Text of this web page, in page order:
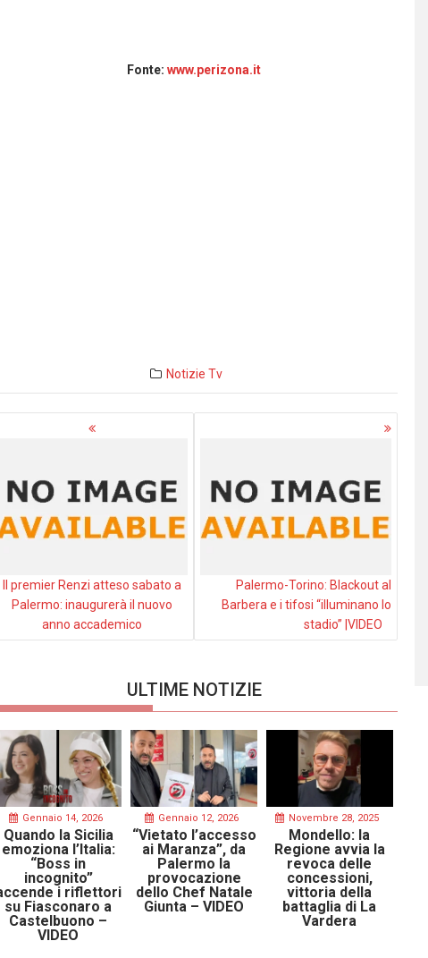
Fonte:www.perizona.it
Notizie Tv
Il premier Renzi atteso sabato a
Palermo: inaugurerà il nuovo
anno accademico
Palermo-Torino: Blackout al
Barbera e i tifosi “illuminano lo
stadio” |VIDEO
ULTIME NOTIZIE
Gennaio 14, 2026
Quando la Sicilia
emoziona l’Italia:
“Boss in
incognito”
i riflettori
su Fiasconaro a
Castelbuono –
VIDEO
Gennaio 12, 2026
“Vietato l’accesso
ai Maranza”, da
Palermo la
provocazione
dello Chef Natale
Giunta – VIDEO
Novembre 28, 2025
Mondello: la
Regione avvia la
revoca delle
concessioni,
vittoria della
battaglia di La
Vardera